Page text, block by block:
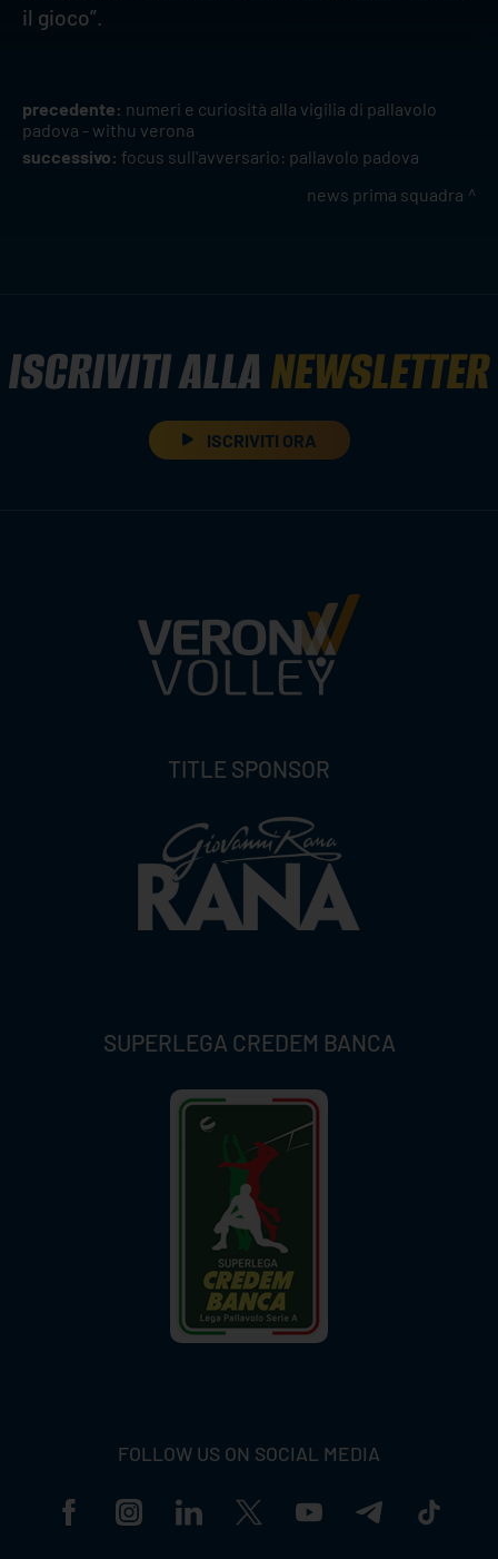
il gioco”.
precedente: numeri e curiosità alla vigilia di pallavolo
padova - withu verona
successivo: focus sull'avversario: pallavolo padova
news prima squadra
ISCRIVITI ALLANEWSLETTER
ISCRIVITI ORA
TITLE SPONSOR
SUPERLEGA CREDEM BANCA
FOLLOW US ON SOCIAL MEDIA